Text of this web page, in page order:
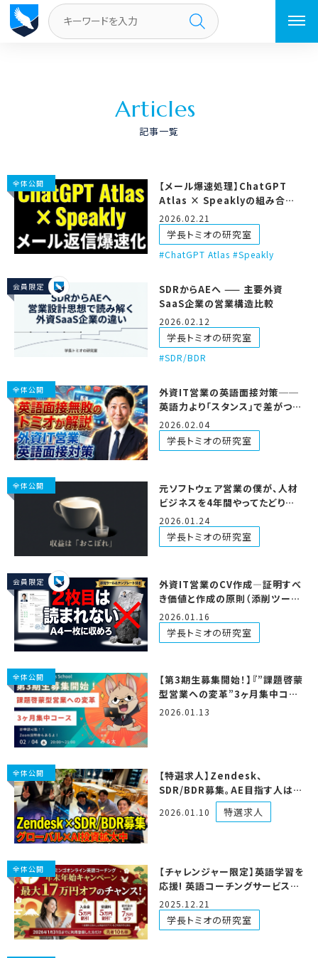
トップページ ページ 4
Articles
記事一覧
全体公開
【メール爆速処理】ChatGPT
Atlas × Speaklyの組み合わ
せがヤバイ
2026.02.21
学長トミオの研究室
ChatGPT Atlas #Speakly
会員限定
SDRからAEへ —— 主要外資
SaaS企業の営業構造比較
2026.02.12
学長トミオの研究室
SDR/BDR
全体公開
外資IT営業の英語面接対策──
英語力より「スタンス」で差がつく
理由
2026.02.04
学長トミオの研究室
全体公開
元ソフトウェア営業の僕が、人材
ビジネスを4年間やってたどり着
いたスタンス
2026.01.24
学長トミオの研究室
会員限定
外資IT営業のCV作成―証明すべ
き価値と作成の原則（添削ツール
＆テンプレート付き）
2026.01.16
学長トミオの研究室
全体公開
【第3期生募集開始！】『”課題啓蒙
型営業への変革”3ヶ月集中コー
ス』が帰ってきた！
2026.01.13
全体公開
【特選求人】Zendesk、
SDR/BDR募集。AE目指す人はも
ちろん、多様なキャリアパスがここ
にある。
2026.01.10 特選求人
全体公開
【チャレンジャー限定】英語学習を
応援! 英語コーチングサービスの
お年玉企画のお知らせ
2025.12.21
学長トミオの研究室